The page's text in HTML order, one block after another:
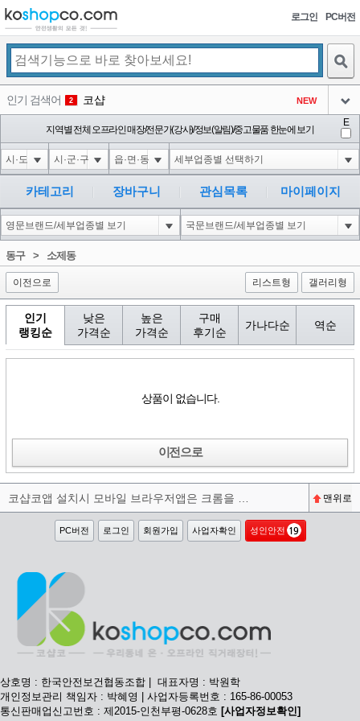
로그인 PC버전
인기 검색어 2 코샵 NEW
3 익스
아이콘
4 미끄럼방지
아이콘
5 대성설렁탕
아이콘
-16
6 1-1; waitfor delay '0:0:15' --
아이콘
-3
1
지역별 전체 오프라인 매장/전문가(강사)/정보(알림)/중고물품 한눈에 보기
E
카테고리 장바구니 관심목록 마이페이지
동구> 소제동
이전으로 리스트형 갤러리형
인기
랭킹순
낮은
가격순
높은
가격순
구매
후기순
가나다순 역순
상품이 없습니다.
이전으로
맨위로
PC버전 로그인 회원가입 사업자확인 성인안전
상호명 : 한국안전보건협동조합 | 대표자명 : 박원학
개인정보관리 책임자 : 박혜영 | 사업자등록번호 : 165-86-00053
통신판매업신고번호 : 제2015-인천부평-0628호 [사업자정보확인]